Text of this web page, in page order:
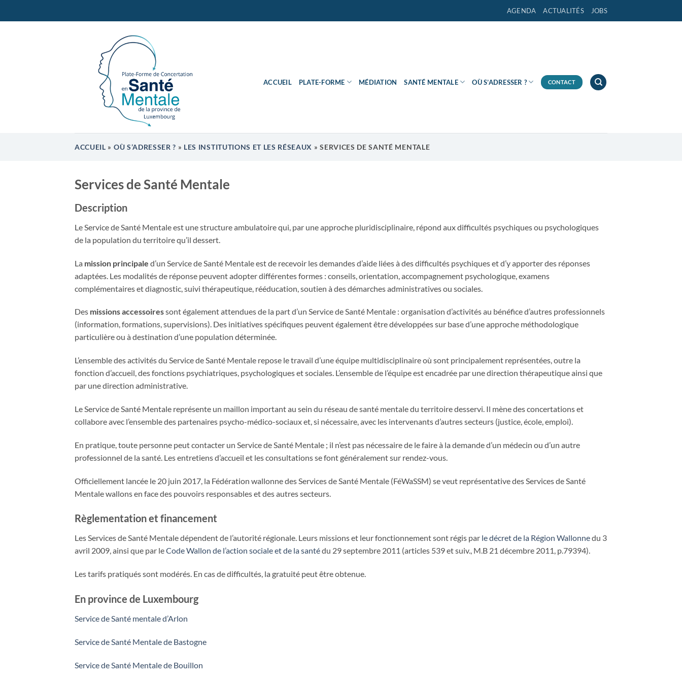
AGENDA ACTUALITÉS JOBS
ACCUEIL PLATE-FORME MÉDIATION SANTÉ MENTALE OÙ S’ADRESSER ? CONTACT
ACCUEIL » OÙ S’ADRESSER ? » LES INSTITUTIONS ET LES RÉSEAUX » SERVICES DE SANTÉ MENTALE
Services de Santé Mentale
Description
Le Service de Santé Mentale est une structure ambulatoire qui, par une approche pluridisciplinaire, répond aux difficultés psychiques ou psychologiques
de la population du territoire qu’il dessert.
La mission principale d’un Service de Santé Mentale est de recevoir les demandes d’aide liées à des difficultés psychiques et d’y apporter des réponses
adaptées. Les modalités de réponse peuvent adopter différentes formes : conseils, orientation, accompagnement psychologique, examens
complémentaires et diagnostic, suivi thérapeutique, rééducation, soutien à des démarches administratives ou sociales.
Des missions accessoiressont également attendues de la part d’un Service de Santé Mentale : organisation d’activités au bénéfice d’autres professionnels
(information, formations, supervisions). Des initiatives spécifiques peuvent également être développées sur base d’une approche méthodologique
particulière ou à destination d’une population déterminée.
L’ensemble des activités du Service de Santé Mentale repose le travail d’une équipe multidisciplinaire où sont principalement représentées, outre la
fonction d’accueil, des fonctions psychiatriques, psychologiques et sociales. L’ensemble de l’équipe est encadrée par une direction thérapeutique ainsi que
par une direction administrative.
Le Service de Santé Mentale représente un maillon important au sein du réseau de santé mentale du territoire desservi. Il mène des concertations et
collabore avec l’ensemble des partenaires psycho-médico-sociaux et, si nécessaire, avec les intervenants d’autres secteurs (justice, école, emploi).
En pratique, toute personne peut contacter un Service de Santé Mentale ; il n’est pas nécessaire de le faire à la demande d’un médecin ou d’un autre
professionnel de la santé. Les entretiens d’accueil et les consultations se font généralement sur rendez-vous.
Officiellement lancée le 20 juin 2017, la Fédération wallonne des Services de Santé Mentale (FéWaSSM) se veut représentative des Services de Santé
Mentale wallons en face des pouvoirs responsables et des autres secteurs.
Règlementation et financement
Les Services de Santé Mentale dépendent de l’autorité régionale. Leurs missions et leur fonctionnement sont régis par le décret de la Région Wallonnedu 3
avril 2009, ainsi que par leCode Wallon de l’action sociale et de la santédu 29 septembre 2011 (articles 539 et suiv., M.B 21 décembre 2011, p.79394).
Les tarifs pratiqués sont modérés. En cas de difficultés, la gratuité peut être obtenue.
En province de Luxembourg
Service de Santé mentale d’Arlon
Service de Santé Mentale de Bastogne
Service de Santé Mentale de Bouillon